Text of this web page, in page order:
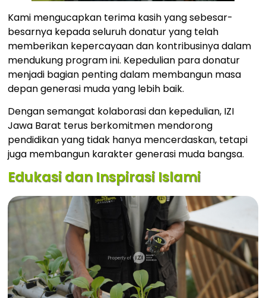
Kami mengucapkan terima kasih yang sebesar-
besarnya kepada seluruh donatur yang telah
memberikan kepercayaan dan kontribusinya dalam
mendukung program ini. Kepedulian para donatur
menjadi bagian penting dalam membangun masa
depan generasi muda yang lebih baik.
Dengan semangat kolaborasi dan kepedulian, IZI
Jawa Barat terus berkomitmen mendorong
pendidikan yang tidak hanya mencerdaskan, tetapi
juga membangun karakter generasi muda bangsa.
Edukasi dan Inspirasi Islami